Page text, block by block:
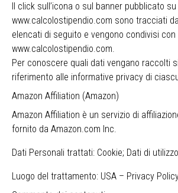
Il click sull’icona o sul banner pubblicato su
www.calcolostipendio.com sono tracciati
elencati di seguito e vengono condivisi con
www.calcolostipendio.com.
Per conoscere quali dati vengano raccolti
riferimento alle informative privacy di
Amazon Affiliation (Amazon)
Amazon Affiliation è un servizio di
fornito da Amazon.com Inc.
Dati Personali trattati: Cookie; Dati di
Luogo del trattamento: USA – Privacy Policy